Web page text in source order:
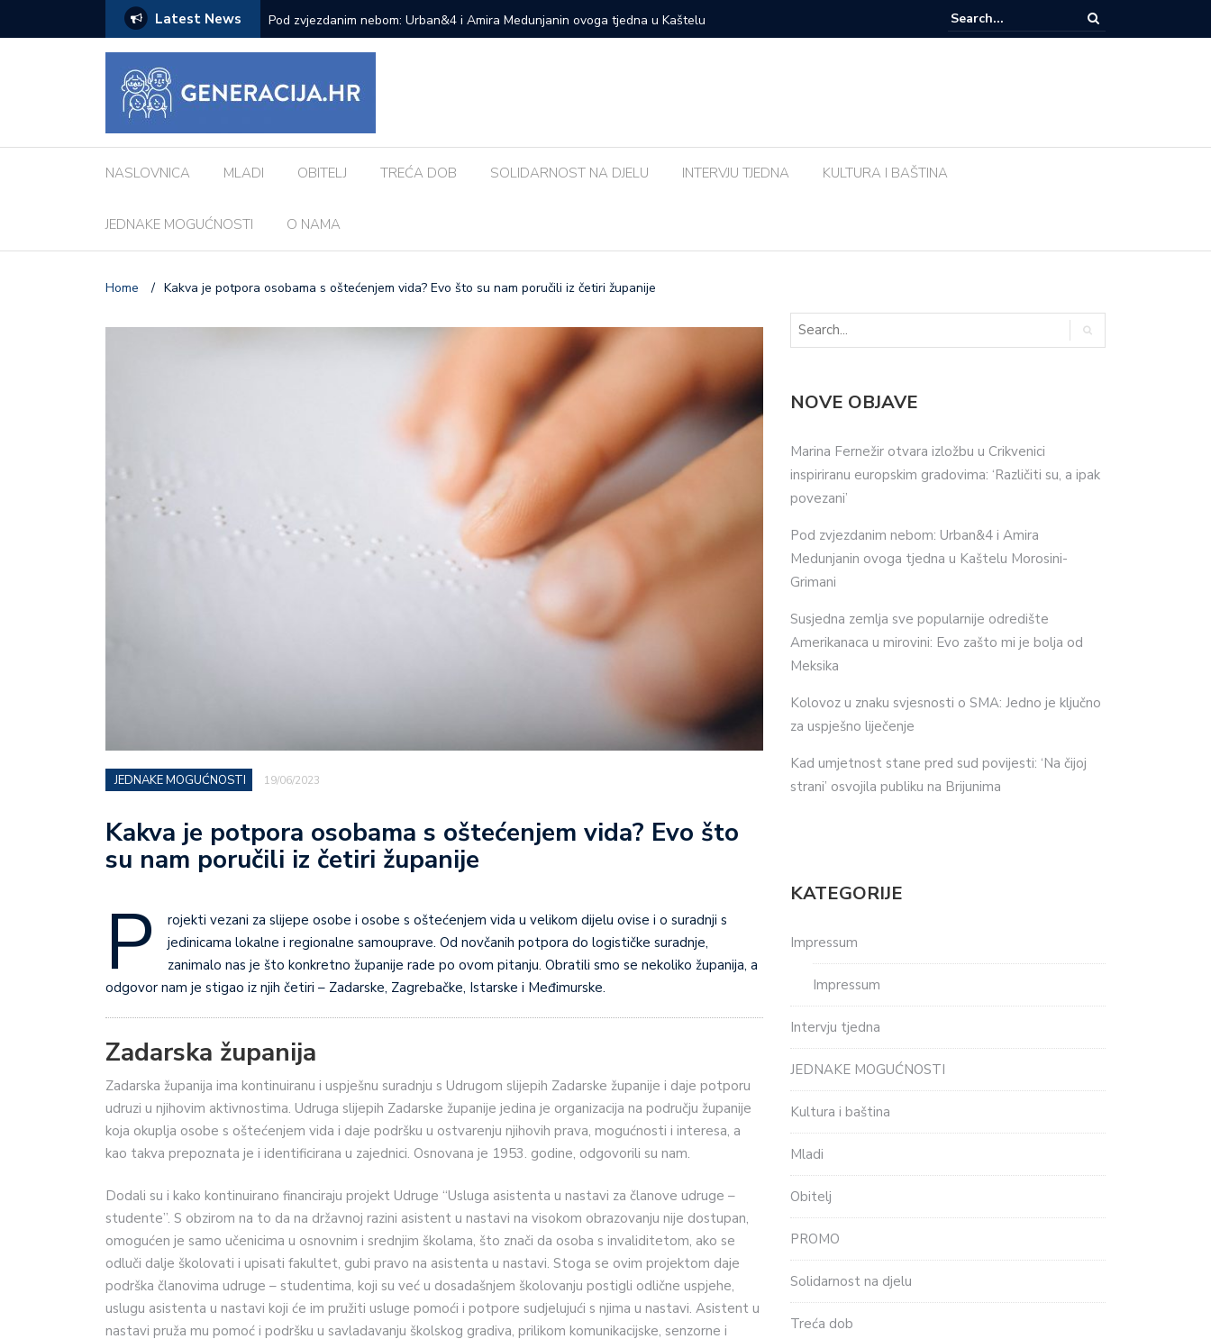
Latest News
inspiriranu europskim gradovima: ‘Različiti
Pod zvjezdanim nebom: Urban&4 i Amira Medunjanin ovoga tjedna u Kaštelu
Morosini-Grimani
Susjedna zemlja sve popularnije odredište Amerikanaca u mirovini: Evo zašto
bolja od Meksika
NASLOVNICA MLADI OBITELJ TREĆA DOB SOLIDARNOST NA DJELU INTERVJU TJEDNA KULTURA I BAŠTINA
JEDNAKE MOGUĆNOSTI O NAMA
Home / Kakva je potpora osobama s oštećenjem vida? Evo što su nam poručili iz četiri županije
JEDNAKE MOGUĆNOSTI 19/06/2023
Kakva je potpora osobama s oštećenjem vida? Evo što
su nam poručili iz četiri županije
P
rojekti vezani za slijepe osobe i osobe s oštećenjem vida u velikom dijelu ovise i o suradnji s
jedinicama lokalne i regionalne samouprave. Od novčanih potpora do logističke suradnje,
zanimalo nas je što konkretno županije rade po ovom pitanju. Obratili smo se nekoliko županija, a
odgovor nam je stigao iz njih četiri – Zadarske, Zagrebačke, Istarske i Međimurske.
Zadarska županija
Zadarska županija ima kontinuiranu i uspješnu suradnju s Udrugom slijepih Zadarske županije i daje potporu
udruzi u njihovim aktivnostima. Udruga slijepih Zadarske županije jedina je organizacija na području županije
koja okuplja osobe s oštećenjem vida i daje podršku u ostvarenju njihovih prava, mogućnosti i interesa, a
kao takva prepoznata je i identificirana u zajednici. Osnovana je 1953. godine, odgovorili su nam.
Dodali su i kako kontinuirano financiraju projekt Udruge “Usluga asistenta u nastavi za članove udruge –
studente”. S obzirom na to da na državnoj razini asistent u nastavi na visokom obrazovanju nije dostupan,
omogućen je samo učenicima u osnovnim i srednjim školama, što znači da osoba s invaliditetom, ako se
odluči dalje školovati i upisati fakultet, gubi pravo na asistenta u nastavi. Stoga se ovim projektom daje
podrška članovima udruge – studentima, koji su već u dosadašnjem školovanju postigli odlične uspjehe,
uslugu asistenta u nastavi koji će im pružiti usluge pomoći i potpore sudjelujući s njima u nastavi. Asistent u
nastavi pruža mu pomoć i podršku u savladavanju školskog gradiva, prilikom komunikacijske, senzorne i
NOVE OBJAVE
Marina Fernežir otvara izložbu u Crikvenici
inspiriranu europskim gradovima: ‘Različiti su, a ipak
povezani’
Pod zvjezdanim nebom: Urban&4 i Amira
Medunjanin ovoga tjedna u Kaštelu Morosini-
Grimani
Susjedna zemlja sve popularnije odredište
Amerikanaca u mirovini: Evo zašto mi je bolja od
Meksika
Kolovoz u znaku svjesnosti o SMA: Jedno je ključno
za uspješno liječenje
Kad umjetnost stane pred sud povijesti: ‘Na čijoj
strani’ osvojila publiku na Brijunima
KATEGORIJE
Impressum
Impressum
Intervju tjedna
JEDNAKE MOGUĆNOSTI
Kultura i baština
Mladi
Obitelj
PROMO
Solidarnost na djelu
Treća dob